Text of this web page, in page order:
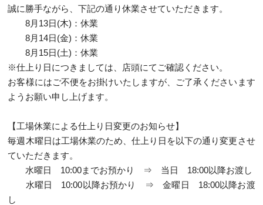
誠に勝手ながら、下記の通り休業させていただきます。
8月13日(木)：休業
8月14日(金)：休業
8月15日(土)：休業
※仕上り日につきましては、店頭にてご確認ください。
お客様にはご不便をお掛けいたしますが、ご了承くださいます
ようお願い申し上げます。
【工場休業による仕上り日変更のお知らせ】
毎週木曜日は工場休業のため、仕上り日を以下の通り変更させ
ていただきます。
水曜日 10:00までお預かり ⇒ 当日 18:00以降お渡し
水曜日 10:00以降お預かり ⇒ 金曜日 18:00以降お渡
し